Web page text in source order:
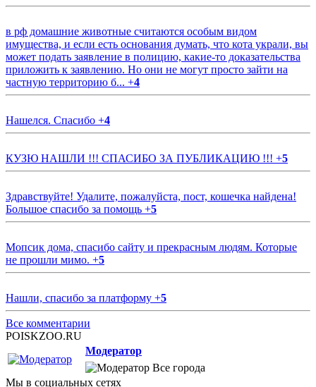
в рф домашние животные считаются особым видом
имущества, и если есть основания думать, что кота украли, вы
может подать заявление в полицию, какие-то доказательства
приложить к заявлению. Но они не могут просто зайти на
частную территорию б... +4
Нашелся. Спасибо +4
КУЗЮ НАШЛИ !!! СПАСИБО ЗА ПУБЛИКАЦИЮ !!! +5
Здравствуйте! Удалите, пожалуйста, пост, кошечка найдена!
Большое спасибо за помощь +5
Мопсик дома, спасибо сайту и прекрасным людям. Которые
не прошли мимо. +5
Нашли, спасибо за платформу +5
Все комментарии
POISKZOO.RU
Модератор
Все города
Мы в социальных сетях